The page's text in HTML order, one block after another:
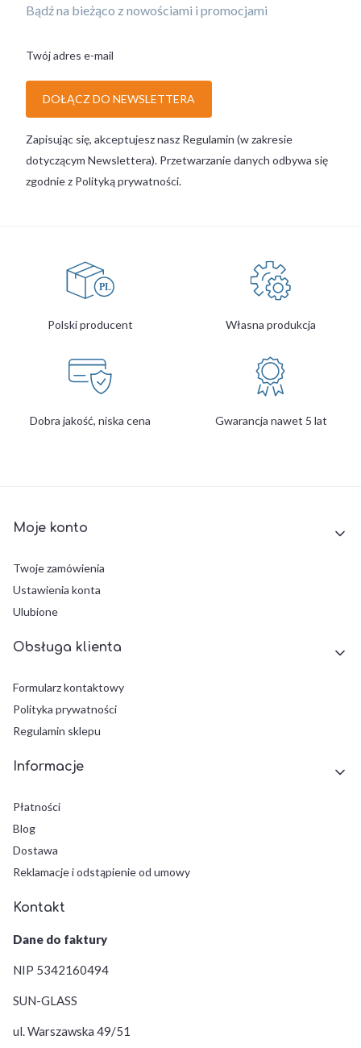
Bądź na bieżąco z nowościami i promocjami
Twój adres e-mail
DOŁĄCZ DO NEWSLETTERA
Zapisując się, akceptujesz nasz Regulamin (w zakresie
dotyczącym Newslettera). Przetwarzanie danych odbywa się
zgodnie z Polityką prywatności.
Polski producent Własna produkcja
Dobra jakość, niska cena Gwarancja nawet 5 lat
Linki w stopce
Moje konto
Twoje zamówienia
Ustawienia konta
Ulubione
Obsługa klienta
Formularz kontaktowy
Polityka prywatności
Regulamin sklepu
Informacje
Płatności
Blog
Dostawa
Reklamacje i odstąpienie od umowy
Kontakt
Dane do faktury
NIP 5342160494
SUN-GLASS
ul. Warszawska 49/51